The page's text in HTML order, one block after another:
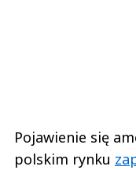
Pojawienie się
polskim rynku